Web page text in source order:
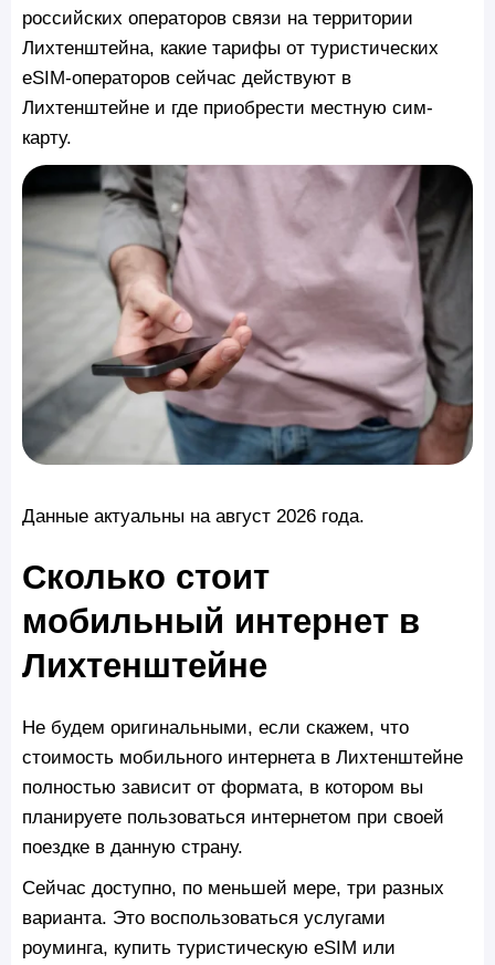
российских операторов связи на территории
Лихтенштейна, какие тарифы от туристических
eSIM-операторов сейчас действуют в
Лихтенштейне и где приобрести местную сим-
карту.
Данные актуальны на август 2026 года.
Сколько стоит
мобильный интернет в
Лихтенштейне
Не будем оригинальными, если скажем, что
стоимость мобильного интернета в Лихтенштейне
полностью зависит от формата, в котором вы
планируете пользоваться интернетом при своей
поездке в данную страну.
Сейчас доступно, по меньшей мере, три разных
варианта. Это воспользоваться услугами
роуминга, купить туристическую eSIM или